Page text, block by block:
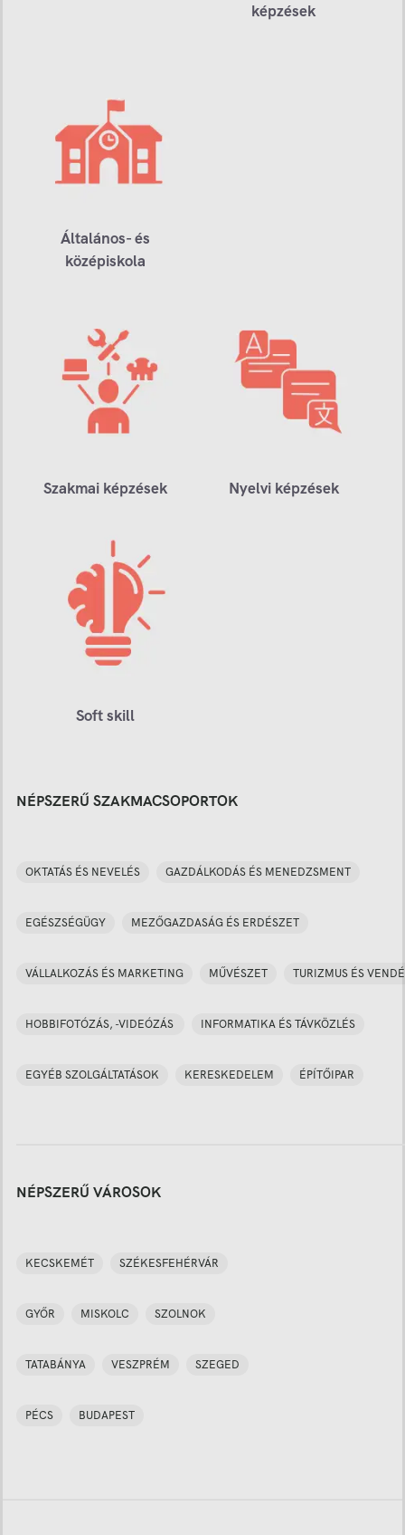
képzések
Általános- és
középiskola
Szakmai képzések Nyelvi képzések
Soft skill
NÉPSZERŰ SZAKMACSOPORTOK
OKTATÁS ÉS NEVELÉS GAZDÁLKODÁS ÉS MENEDZSMENT
EGÉSZSÉGÜGY MEZŐGAZDASÁG ÉS ERDÉSZET
VÁLLALKOZÁS ÉS MARKETING MŰVÉSZET TURIZMUS ÉS
HOBBIFOTÓZÁS, -VIDEÓZÁS INFORMATIKA ÉS TÁVKÖZLÉS
EGYÉB SZOLGÁLTATÁSOK KERESKEDELEM ÉPÍTŐIPAR
NÉPSZERŰ VÁROSOK
KECSKEMÉT SZÉKESFEHÉRVÁR
GYŐR MISKOLC SZOLNOK
TATABÁNYA VESZPRÉM SZEGED
PÉCS BUDAPEST